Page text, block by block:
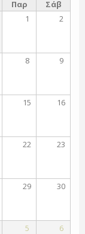
Παρ
Σάβ
1 2
8 9
15 16
22 23
29 30
5 6